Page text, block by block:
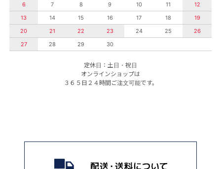
6
7 8 9 10 11
12
13
14 15 16 17 18
19
20
21 22 23 24 25
26
27
28 29 30
定休日：土日・祝日
オンラインショップは
３６５日２４時間ご注文可能です。